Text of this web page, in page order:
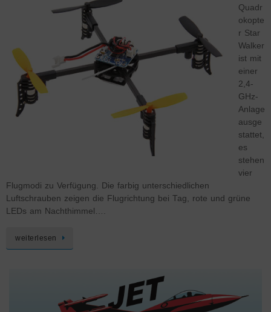
Quadr
okopte
r Star
Walker
ist mit
einer
2,4-
GHz-
Anlage
ausge
stattet,
es
stehen
vier
Flugmodi zu Verfügung. Die farbig unterschiedlichen
Luftschrauben zeigen die Flugrichtung bei Tag, rote und grüne
LEDs am Nachthimmel….
weiterlesen